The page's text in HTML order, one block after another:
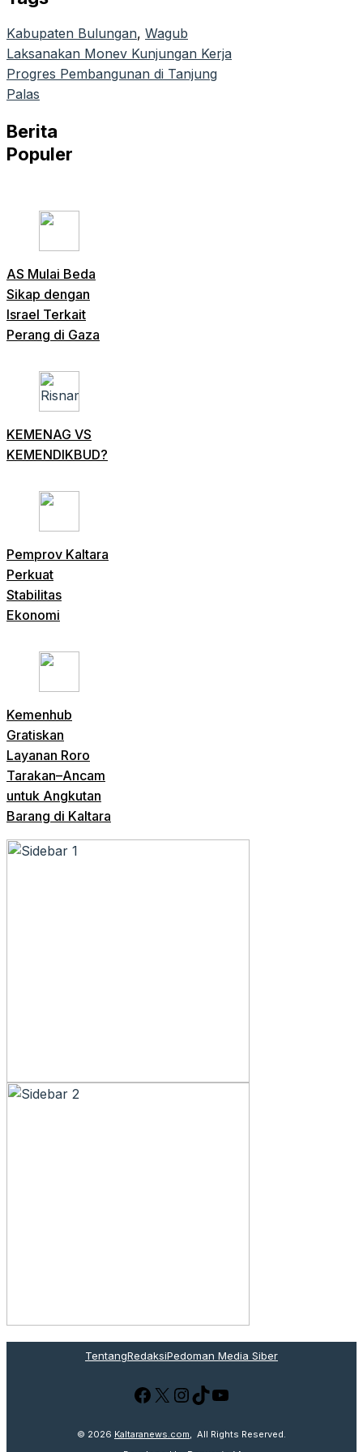
Kabupaten Bulungan, Wagub
Laksanakan Monev Kunjungan Kerja
Progres Pembangunan di Tanjung
Palas
Berita
Populer
AS Mulai Beda
Sikap dengan
Israel Terkait
Perang di Gaza
KEMENAG VS
KEMENDIKBUD?
Pemprov Kaltara
Perkuat
Stabilitas
Ekonomi
Kemenhub
Gratiskan
Layanan Roro
Tarakan–Ancam
untuk Angkutan
Barang di Kaltara
TentangRedaksiPedoman Media Siber
Facebook
X Instagram
TikTok
YouTube
© 2026 Kaltaranews.com , All Rights Reserved.